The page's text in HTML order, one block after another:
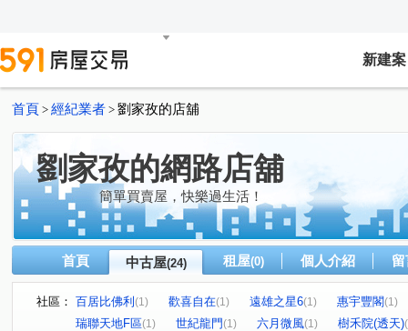
新建案
首頁 > 經紀業者 > 劉家孜的店舖
劉家孜的網路店舖
簡單買賣屋，快樂過生活！
首頁 中古屋(24) 租屋(0) 個人介紹
社區： 百居比佛利 (1) 歡喜自在(1) 遠雄之星6(1) 惠宇豐閣(1)
瑞聯天地F區(1) 世紀龍門(1) 六月微風(1) 樹禾院(透天)